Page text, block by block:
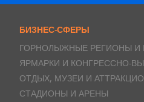
БИЗНЕС-СФЕРЫ
ГОРНОЛЫЖНЫЕ РЕГИОНЫ И
ЯРМАРКИ И КОНГРЕССНО-
ОТДЫХ, МУЗЕИ И
СТАДИОНЫ И АРЕНЫ